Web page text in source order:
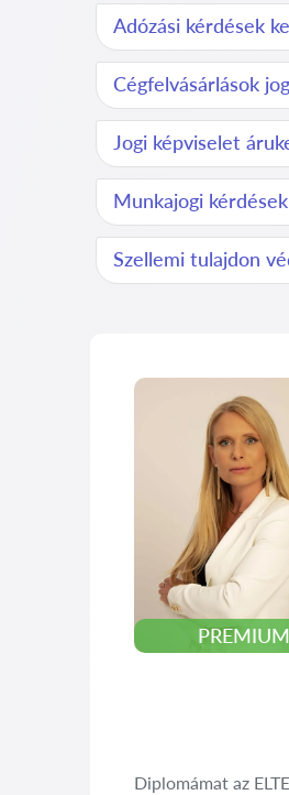
Adózási kérdések
Cégfelvásárlások
Jogi képviselet
Munkajogi
Szellemi tulajdon
PREMIUM
Diplomámat az